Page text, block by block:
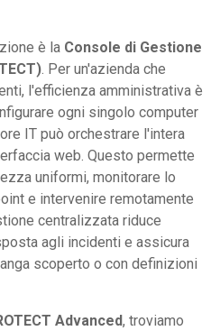
è la Console di Gestione
. Per un'azienda che
l'efficienza amministrativa è
ogni singolo computer
IT può orchestrare l'intera
web. Questo permette
uniformi, monitorare lo
e intervenire remotamente
centralizzata riduce
agli incidenti e assicura
scoperto o con definizioni
Advanced, troviamo